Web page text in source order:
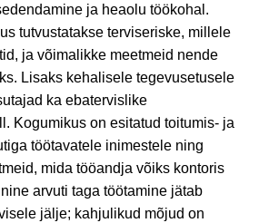
ja heaolu töökohal.
tutvustatakse terviseriske, millele
ja võimalikke meetmeid nende
Lisaks kehalisele tegevusetusele
ka ebatervislike
Kogumikus on esitatud toitumis- ja
töötavatele inimestele ning
mida tööandja võiks kontoris
arvuti taga töötamine jätab
jälje; kahjulikud mõjud on